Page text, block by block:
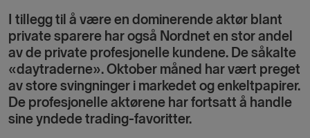
I tillegg til å være en dominerende aktør blant
private sparere har også Nordnet en stor andel
av de private profesjonelle kundene. De såkalte
«daytraderne». Oktober måned har vært preget
av store svingninger i markedet og enkeltpapirer.
De profesjonelle aktørene har fortsatt å handle
sine yndede trading-favoritter.